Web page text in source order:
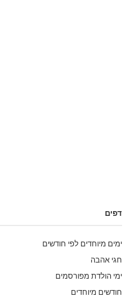
דפים
ימים מיוחדים לפי חודשים
חגי אהבה
ימי הולדת מפורסמים
חודשים מיוחדים